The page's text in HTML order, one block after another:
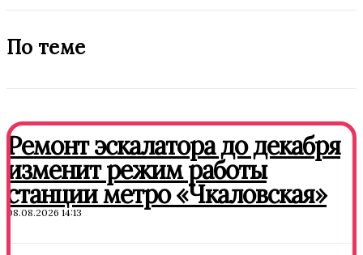
По теме
Ремонт эскалатора до декабря
изменит режим работы
станции метро «Чкаловская»
08.08.2026 14:13